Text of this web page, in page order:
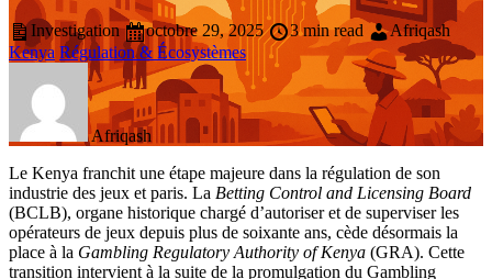
Investigation octobre 29, 2025 3 min read
Afriqash
Kenya Régulation & Écosystèmes
Afriqash
Le Kenya franchit une étape majeure dans la régulation de son
industrie des jeux et paris. La Betting Control and Licensing Board
(BCLB), organe historique chargé d’autoriser et de superviser les
opérateurs de jeux depuis plus de soixante ans, cède désormais la
place à la Gambling Regulatory Authority of Kenya (GRA). Cette
transition intervient à la suite de la promulgation du Gambling